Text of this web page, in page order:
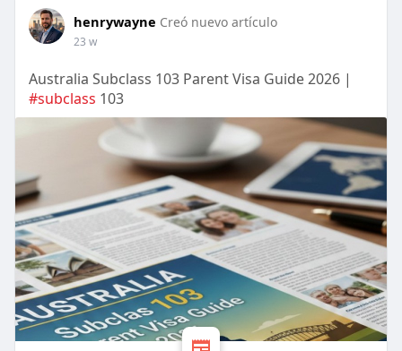
henrywayne Creó nuevo artículo
23 w
Australia Subclass 103 Parent Visa Guide 2026 |
#subclass 103